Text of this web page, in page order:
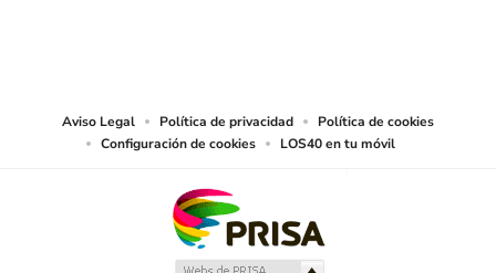
Aviso Legal Política de privacidad
Política de cookies
Configuración de cookies
LOS40 en tu móvil